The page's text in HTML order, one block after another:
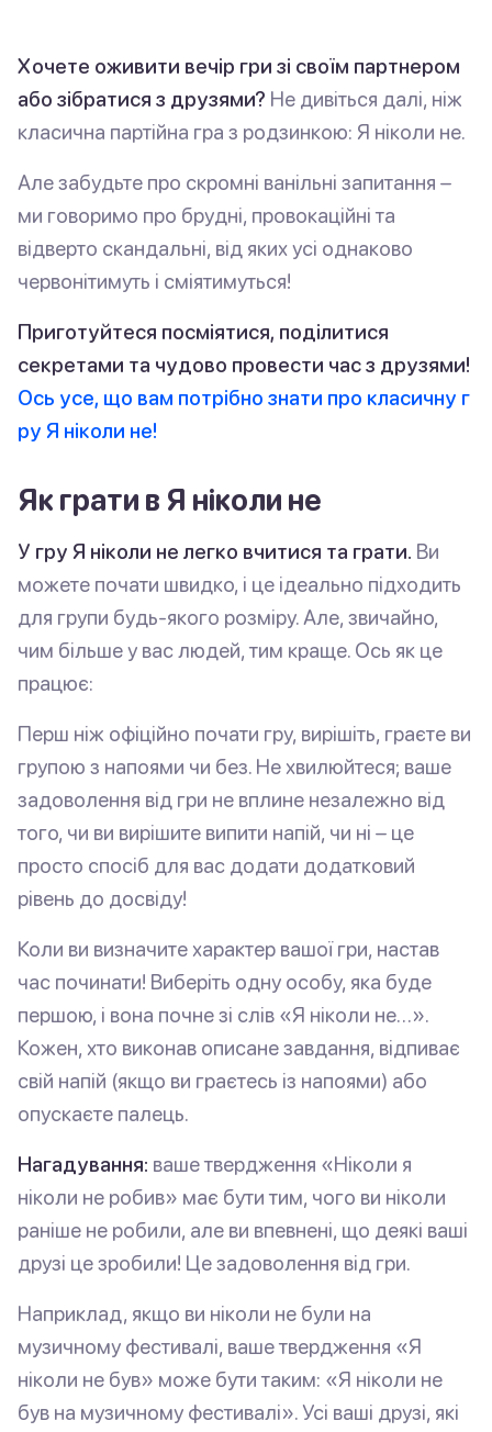
Хочете оживити вечір гри зі своїм партнером
або зібратися з друзями? Не дивіться далі, ніж
класична партійна гра з родзинкою: Я ніколи не.
Але забудьте про скромні ванільні запитання –
ми говоримо про брудні, провокаційні та
відверто скандальні, від яких усі однаково
червонітимуть і сміятимуться!
Приготуйтеся посміятися, поділитися
секретами та чудово провести час з друзями!
Ось усе, що вам потрібно знати про класичну г
ру Я ніколи не!
Як грати в Я ніколи не
У гру Я ніколи не легко вчитися та грати. Ви
можете почати швидко, і це ідеально підходить
для групи будь-якого розміру. Але, звичайно,
чим більше у вас людей, тим краще. Ось як це
працює:
Перш ніж офіційно почати гру, вирішіть, граєте ви
групою з напоями чи без. Не хвилюйтеся; ваше
задоволення від гри не вплине незалежно від
того, чи ви вирішите випити напій, чи ні – це
просто спосіб для вас додати додатковий
рівень до досвіду!
Коли ви визначите характер вашої гри, настав
час починати! Виберіть одну особу, яка буде
першою, і вона почне зі слів «Я ніколи не…».
Кожен, хто виконав описане завдання, відпиває
свій напій (якщо ви граєтесь із напоями) або
опускаєте палець.
Нагадування: ваше твердження «Ніколи я
ніколи не робив» має бути тим, чого ви ніколи
раніше не робили, але ви впевнені, що деякі ваші
друзі це зробили! Це задоволення від гри.
Наприклад, якщо ви ніколи не були на
музичному фестивалі, ваше твердження «Я
ніколи не був» може бути таким: «Я ніколи не
був на музичному фестивалі». Усі ваші друзі, які